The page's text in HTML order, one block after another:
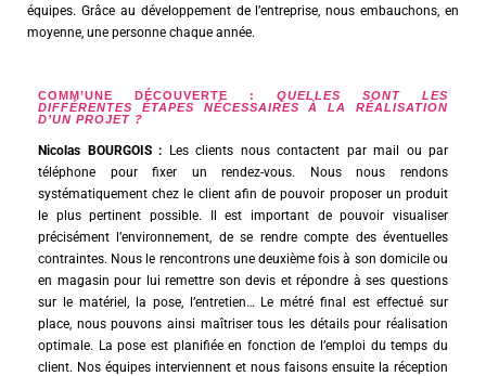
équipes. Grâce au développement de l’entreprise, nous embauchons, en
moyenne, une personne chaque année.
COMM’UNE DÉCOUVERTE : QUELLES SONT LES
DIFFÉRENTES ÉTAPES NÉCESSAIRES À LA RÉALISATION
D’UN PROJET ?
Nicolas BOURGOIS : Les clients nous contactent par mail ou par
téléphone pour fixer un rendez-vous. Nous nous rendons
systématiquement chez le client afin de pouvoir proposer un produit
le plus pertinent possible. Il est important de pouvoir visualiser
précisément l’environnement, de se rendre compte des éventuelles
contraintes. Nous le rencontrons une deuxième fois à son domicile ou
en magasin pour lui remettre son devis et répondre à ses questions
sur le matériel, la pose, l’entretien… Le métré final est effectué sur
place, nous pouvons ainsi maîtriser tous les détails pour réalisation
optimale. La pose est planifiée en fonction de l’emploi du temps du
client. Nos équipes interviennent et nous faisons ensuite la réception